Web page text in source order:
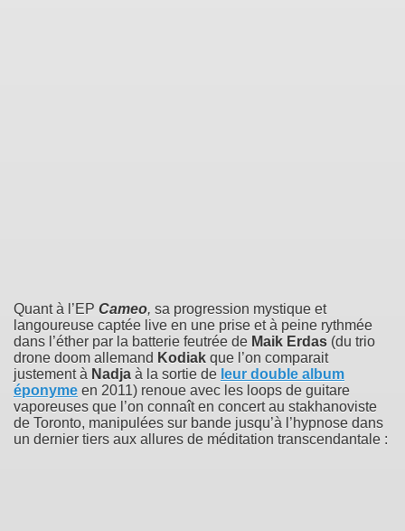
Quant à l’EP Cameo, sa progression mystique et
langoureuse captée live en une prise et à peine rythmée
dans l’éther par la batterie feutrée de Maik Erdas (du trio
drone doom allemand Kodiak que l’on comparait
justement à Nadja à la sortie de leur double album
éponyme en 2011) renoue avec les loops de guitare
vaporeuses que l’on connaît en concert au stakhanoviste
de Toronto, manipulées sur bande jusqu’à l’hypnose dans
un dernier tiers aux allures de méditation transcendantale :